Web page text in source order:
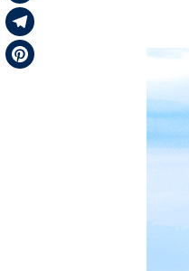
LinkedIn
Telegram